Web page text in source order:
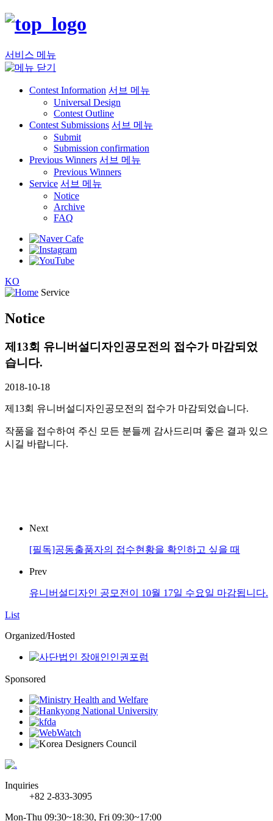
서비스 메뉴
Contest Information 서브 메뉴
Universal Design
Contest Outline
Contest Submissions 서브 메뉴
Submit
Submission confirmation
Previous Winners 서브 메뉴
Previous Winners
Service 서브 메뉴
Notice
Archive
FAQ
KO
Service
Notice
제13회 유니버설디자인공모전의 접수가 마감되었
습니다.
2018-10-18
제13회 유니버설디자인공모전의 접수가 마감되었습니다.
작품을 접수하여 주신 모든 분들께 감사드리며 좋은 결과 있으
시길 바랍니다.
Next
[필독]공동출품자의 접수현황을 확인하고 싶을 때
Prev
유니버설디자인 공모전이 10월 17일 수요일 마감됩니다.
List
Organized/Hosted
Sponsored
Inquiries
+82 2-833-3095
Mon-Thu 09:30~18:30, Fri 09:30~17:00